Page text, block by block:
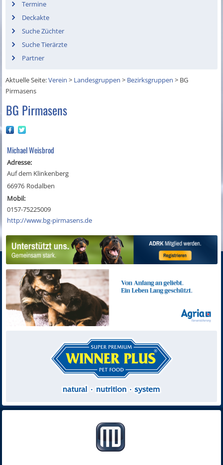
Termine
Deckakte
Suche Züchter
Suche Tierärzte
Partner
Aktuelle Seite:Verein > Landesgruppen > Bezirksgruppen > BG
Pirmasens
BG Pirmasens
Michael Weisbrod
Adresse:
Auf dem Klinkenberg
66976 Rodalben
Mobil:
0157-75225009
http://www.bg-pirmasens.de